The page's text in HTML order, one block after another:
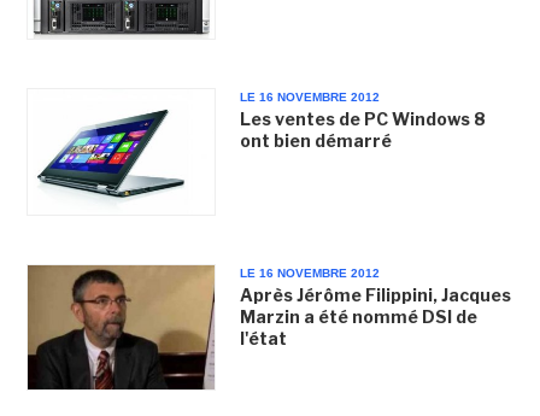
LE 16 NOVEMBRE 2012
Les ventes de PC Windows 8
ont bien démarré
LE 16 NOVEMBRE 2012
Après Jérôme Filippini, Jacques
Marzin a été nommé DSI de
l'état